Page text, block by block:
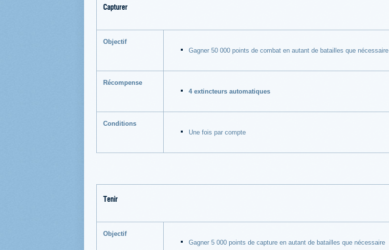
Capturer
Objectif
Gagner 50 000 points de combat en autant de batailles que nécessaire
Récompense
4 extincteurs automatiques
Conditions
Une fois par compte
Tenir
Objectif
Gagner 5 000 points de capture en autant de batailles que nécessaire